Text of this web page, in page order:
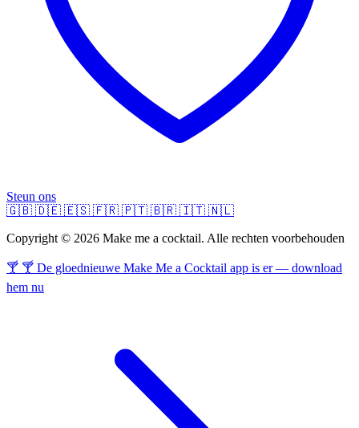
Steun ons
🇬🇧 🇩🇪 🇪🇸 🇫🇷 🇵🇹 🇧🇷 🇮🇹 🇳🇱
Copyright © 2026 Make me a cocktail. Alle rechten voorbehouden
🍸 🍸 De gloednieuwe Make Me a Cocktail app is er — download
hem nu